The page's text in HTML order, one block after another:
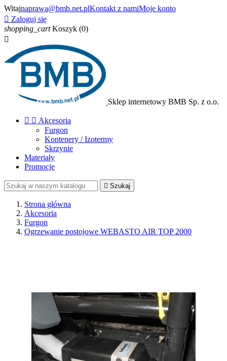
Witajnaprawa@bmb.net.plKontakt z namiMoje konto
 Zaloguj się
shopping_cart Koszyk (0)

Sklep internetowy BMB Sp. z o.o.
  Akcesoria
Furgon
Kontenery / Izotermy
Skrzynie
Materiały
Promocje
 Szukaj
Strona główna
Akcesoria
Furgon
Ogrzewanie postojowe WEBASTO AIR TOP 2000